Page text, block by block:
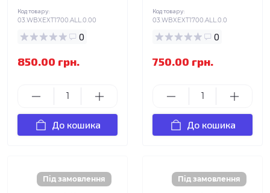
Код товару:
03.WBXEXT1700.ALL.0.00
0
850.00 грн.
До кошика
Код товару:
03.WBXEXT1700.ALL.0.0
0
750.00 грн.
До кошика